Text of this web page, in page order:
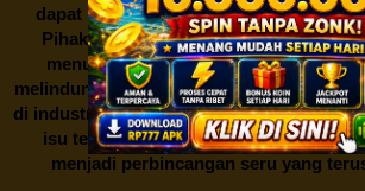
dapat merugikan industri perfilman
Pihak berwenang pun turut terlibat
menutup situs-situs ilegal semacam
melindungi keberlangsungan bisnis dan
di industri hiburan. Konflik kepentingan
isu tentang menonton film secara
menjadi perbincangan seru yang